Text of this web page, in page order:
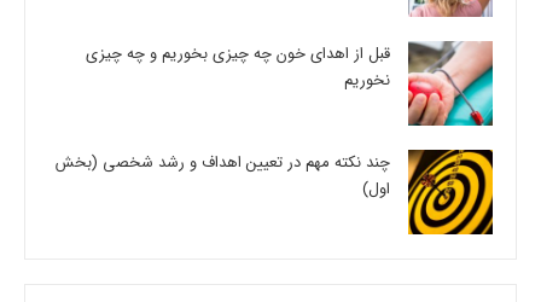
قبل از اهدای خون چه چیزی بخوریم و چه چیزی
نخوریم
چند نکته مهم در تعیین اهداف و رشد شخصی (بخش
اول)